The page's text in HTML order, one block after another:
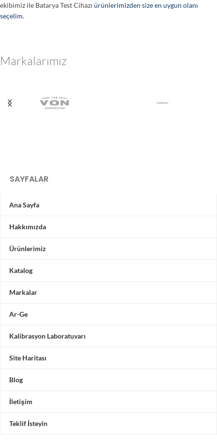
ekibimiz ile Batarya Test Cihazı ürünlerimizden size en uygun olanı
seçelim.
Markalarımız
SAYFALAR
Ana Sayfa
Hakkımızda
Ürünlerimiz
Katalog
Markalar
Ar-Ge
Kalibrasyon Laboratuvarı
Site Haritası
Blog
İletişim
Teklif İsteyin